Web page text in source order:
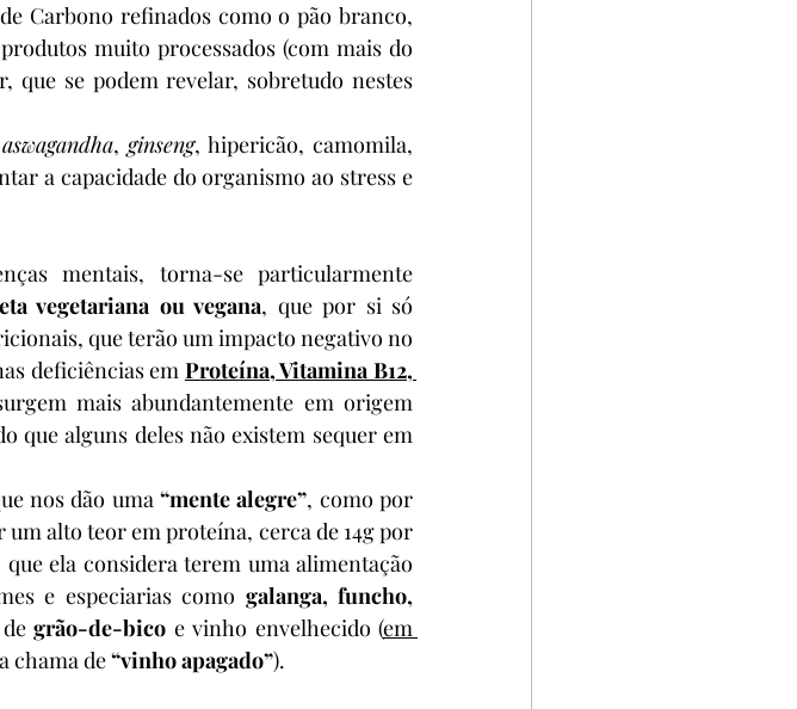
Carbono refinados como o pão branco,
muito processados (com mais do
que se podem revelar, sobretudo nestes
aswagandha, ginseng, hipericão, camomila,
a capacidade do organismo ao stress e
mentais, torna-se particularmente
vegetariana ou vegana, que por si só
que terão um impacto negativo no
deficiências em Proteína, Vitamina B12,
mais abundantemente em origem
que alguns deles não existem sequer em
nos dão uma “mente alegre”, como por
um alto teor em proteína, cerca de 14g por
ela considera terem uma alimentação
e especiarias como galanga, funcho,
grão-de-bico e vinho envelhecido (em
chama de “vinho apagado”).